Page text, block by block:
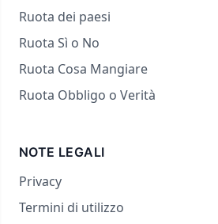
Ruota dei paesi
Ruota Sì o No
Ruota Cosa Mangiare
Ruota Obbligo o Verità
NOTE LEGALI
Privacy
Termini di utilizzo